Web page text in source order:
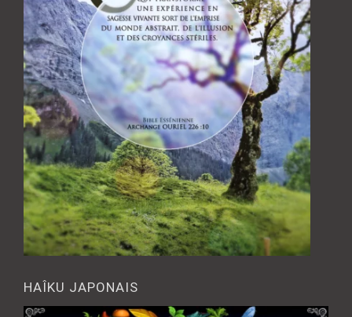
HAÎKU JAPONAIS